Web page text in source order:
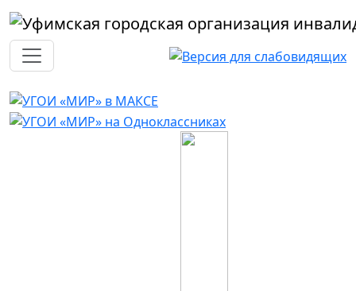
Перейти к основному содержанию